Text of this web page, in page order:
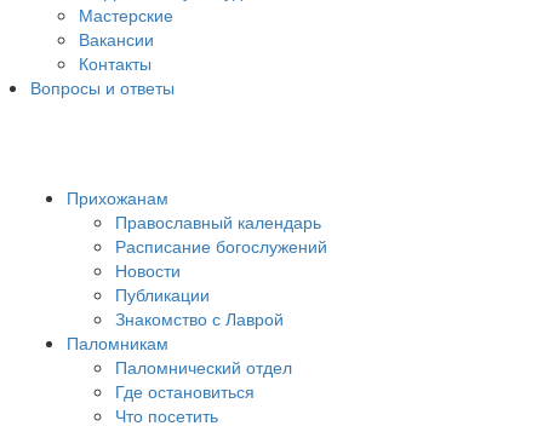
Мастерские
Вакансии
Контакты
Вопросы и ответы
Прихожанам
Православный календарь
Расписание богослужений
Новости
Публикации
Знакомство с Лаврой
Паломникам
Паломнический отдел
Где остановиться
Что посетить